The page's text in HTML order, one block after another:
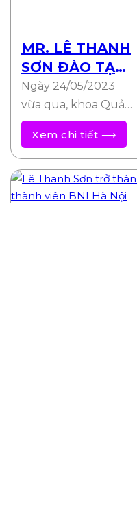
MR. LÊ THANH
SƠN ĐÀO TẠO
THIẾT KẾ
LANDING PAGE
BÁN HÀNG
CHUYÊN
NGHIỆP
Ngày 24/05/2023
vừa qua, khoa Quản
trị Kinh doanh kết
hợp với Câu lạc bộ
Startup & Marketing
tổ chức…
Xem chi tiết ⟶